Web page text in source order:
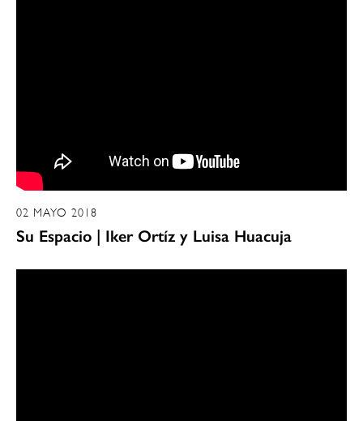
02 MAYO 2018
Su Espacio | Iker Ortíz y Luisa Huacuja